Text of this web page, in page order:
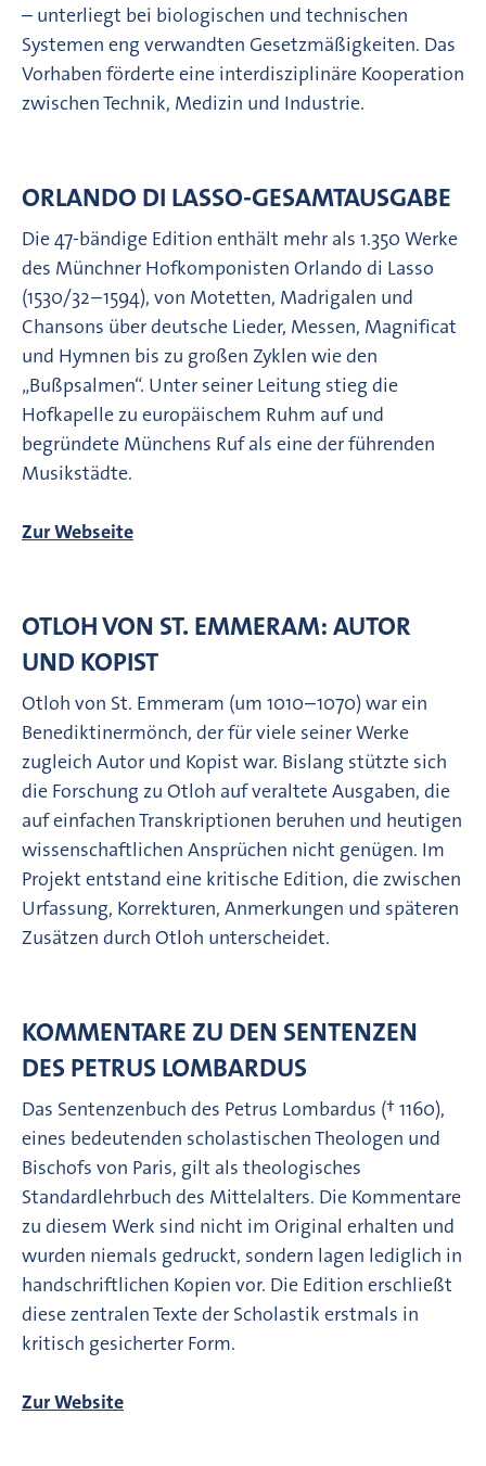
– unterliegt bei biologischen und technischen
Systemen eng verwandten Gesetzmäßigkeiten. Das
Vorhaben förderte eine interdisziplinäre Kooperation
zwischen Technik, Medizin und Industrie.
ORLANDO DI LASSO-GESAMTAUSGABE
Die 47-bändige Edition enthält mehr als 1.350 Werke
des Münchner Hofkomponisten Orlando di Lasso
(1530/32–1594), von Motetten, Madrigalen und
Chansons über deutsche Lieder, Messen, Magnificat
und Hymnen bis zu großen Zyklen wie den
„Bußpsalmen“. Unter seiner Leitung stieg die
Hofkapelle zu europäischem Ruhm auf und
begründete Münchens Ruf als eine der führenden
Musikstädte.
Zur Webseite
OTLOH VON ST. EMMERAM: AUTOR
UND KOPIST
Otloh von St. Emmeram (um 1010–1070) war ein
Benediktinermönch, der für viele seiner Werke
zugleich Autor und Kopist war. Bislang stützte sich
die Forschung zu Otloh auf veraltete Ausgaben, die
auf einfachen Transkriptionen beruhen und heutigen
wissenschaftlichen Ansprüchen nicht genügen. Im
Projekt entstand eine kritische Edition, die zwischen
Urfassung, Korrekturen, Anmerkungen und späteren
Zusätzen durch Otloh unterscheidet.
KOMMENTARE ZU DEN SENTENZEN
DES PETRUS LOMBARDUS
Das Sentenzenbuch des Petrus Lombardus († 1160),
eines bedeutenden scholastischen Theologen und
Bischofs von Paris, gilt als theologisches
Standardlehrbuch des Mittelalters. Die Kommentare
zu diesem Werk sind nicht im Original erhalten und
wurden niemals gedruckt, sondern lagen lediglich in
handschriftlichen Kopien vor. Die Edition erschließt
diese zentralen Texte der Scholastik erstmals in
kritisch gesicherter Form.
Zur Website